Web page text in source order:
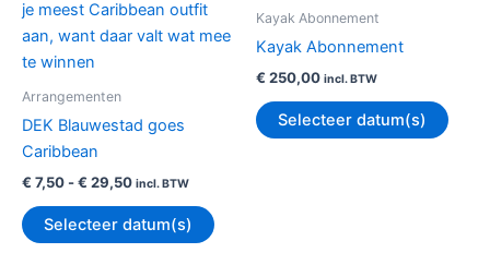
Arrangementen
DEK Blauwestad goes
Caribbean
€ 7,50 -€ 29,50 incl. BTW
Selecteer datum(s)
optie
gekozen
worden
Kayak Abonnement
Kayak Abonnement
€ 250,00 incl. BTW
Selecteer datum(s)